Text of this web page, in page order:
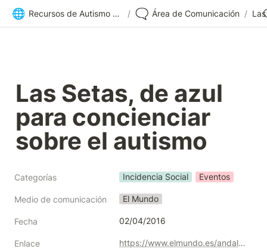
🌐 Recursos de Autismo Sevilla | Inicio / 🗨️ Área de Comunicación /
Las Setas, de azul
para concienciar
sobre el autismo
Categorías Incidencia Social Eventos
Medio de comunicación El Mundo
Fecha 02/04/2016
Enlace https://www.elmundo.es/andalucia/sevilla/2016/04/02/56ff978a22601d346f8b45c0.html